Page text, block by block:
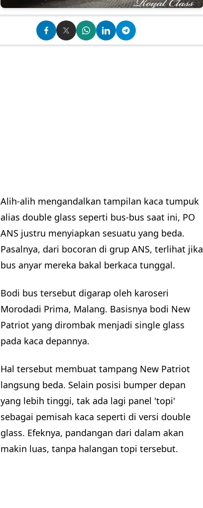
Alih-alih mengandalkan tampilan kaca tumpuk
alias double glass seperti bus-bus saat ini, PO
ANS justru menyiapkan sesuatu yang beda.
Pasalnya, dari bocoran di grup ANS, terlihat jika
bus anyar mereka bakal berkaca tunggal.
Bodi bus tersebut digarap oleh karoseri
Morodadi Prima, Malang. Basisnya bodi New
Patriot yang dirombak menjadi single glass
pada kaca depannya.
Hal tersebut membuat tampang New Patriot
langsung beda. Selain posisi bumper depan
yang lebih tinggi, tak ada lagi panel 'topi'
sebagai pemisah kaca seperti di versi double
glass. Efeknya, pandangan dari dalam akan
makin luas, tanpa halangan topi tersebut.